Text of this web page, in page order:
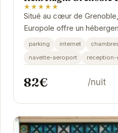
★★★★★
Situé au cœur de
Europole offre un
confortable. Idéalement
parking internet
navette-aeroport
82€ /nuit